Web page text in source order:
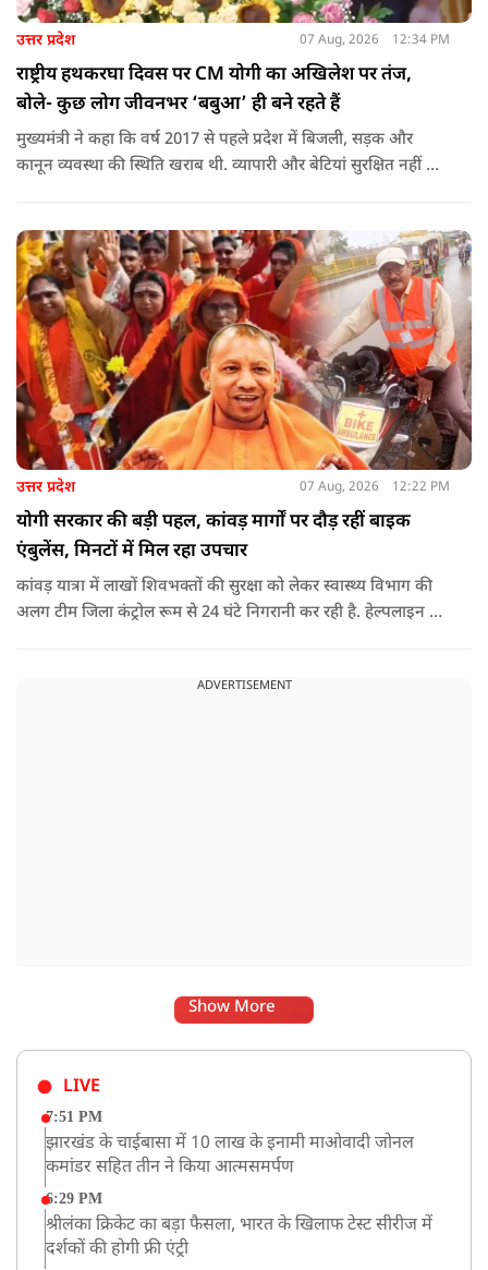
उत्तर प्रदेश 07 Aug, 2026 12:34 PM
राष्ट्रीय हथकरघा दिवस पर CM योगी का अखिलेश पर तंज,
बोले- कुछ लोग जीवनभर ‘बबुआ’ ही बने रहते हैं
मुख्यमंत्री ने कहा कि वर्ष 2017 से पहले प्रदेश में बिजली, सड़क और
कानून व्यवस्था की स्थिति खराब थी. व्यापारी और बेटियां सुरक्षित नहीं थीं.
हस्तशिल्पियों को उठाना पड़ा.
उत्तर प्रदेश 07 Aug, 2026 12:22 PM
योगी सरकार की बड़ी पहल, कांवड़ मार्गों पर दौड़ रहीं बाइक
एंबुलेंस, मिनटों में मिल रहा उपचार
कांवड़ यात्रा में लाखों शिवभक्तों की सुरक्षा को लेकर स्वास्थ्य विभाग की
अलग टीम जिला कंट्रोल रूम से 24 घंटे निगरानी कर रही है. हेल्पलाइन पर
ADVERTISEMENT
Show More
LIVE
7:51 PM
झारखंड के चाईबासा में 10 लाख के इनामी माओवादी जोनल
कमांडर सहित तीन ने किया आत्मसमर्पण
6:29 PM
श्रीलंका क्रिकेट का बड़ा फैसला, भारत के खिलाफ टेस्ट सीरीज में
दर्शकों की होगी फ्री एंट्री